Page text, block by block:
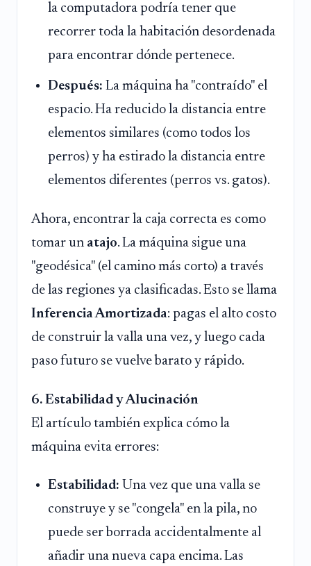
la computadora podría tener que
recorrer toda la habitación desordenada
para encontrar dónde pertenece.
Después: La máquina ha "contraído" el
espacio. Ha reducido la distancia entre
elementos similares (como todos los
perros) y ha estirado la distancia entre
elementos diferentes (perros vs. gatos).
Ahora, encontrar la caja correcta es como
tomar un atajo. La máquina sigue una
"geodésica" (el camino más corto) a través
de las regiones ya clasificadas. Esto se llama
Inferencia Amortizada: pagas el alto costo
de construir la valla una vez, y luego cada
paso futuro se vuelve barato y rápido.
6. Estabilidad y Alucinación
El artículo también explica cómo la
máquina evita errores:
Estabilidad: Una vez que una valla se
construye y se "congela" en la pila, no
puede ser borrada accidentalmente al
añadir una nueva capa encima. Las